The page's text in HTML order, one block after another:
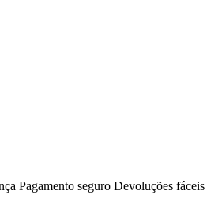
Pagamento seguro Devoluções fáceis